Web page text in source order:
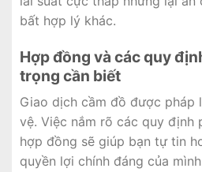
bất hợp lý khác.
Hợp đồng và các quy
trọng cần biết
Giao dịch cầm đồ được pháp
vệ. Việc nắm rõ các quy định
hợp đồng sẽ giúp bạn tự tin
quyền lợi chính đáng của